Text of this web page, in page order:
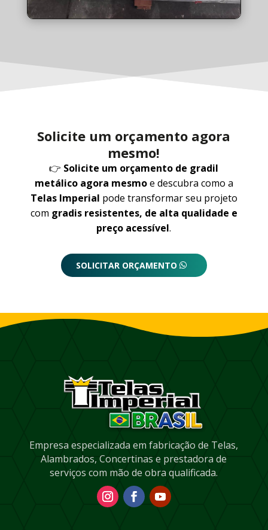
Solicite um orçamento agora
mesmo!
👉 Solicite um orçamento de gradil
metálico agora mesmoe descubra como a
Telas Imperial pode transformar seu projeto
com gradis resistentes, de alta qualidade e
preço acessível.
SOLICITAR ORÇAMENTO
Empresa especializada em fabricação de Telas,
Alambrados, Concertinas e prestadora de
serviços com mão de obra qualificada.